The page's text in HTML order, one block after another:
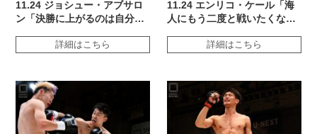
11.24 ジョシュー・アブサロ
ン「決勝に上がるのは自分…
詳細はこちら
11.24 エンリコ・ケール「海
人にもう二度と戦いたくな…
詳細はこちら